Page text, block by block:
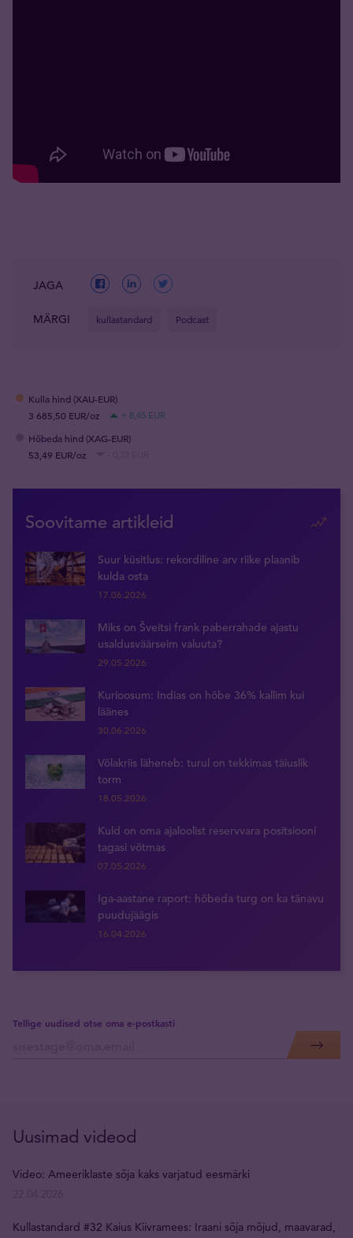
JAGA
MÄRGI kullastandard Podcast
Kulla hind (XAU-EUR)
3 685,50 EUR/oz
+ 8,45 EUR
Hõbeda hind (XAG-EUR)
53,49 EUR/oz
Soovitame artikleid
Suur küsitlus: rekordiline arv riike plaanib
kulda osta
17.06.2026
Miks on Šveitsi frank paberrahade ajastu
usaldusväärseim valuuta?
29.05.2026
Kurioosum: Indias on hõbe 36% kallim kui
läänes
30.06.2026
Võlakriis läheneb: turul on tekkimas täiuslik
torm
18.05.2026
Kuld on oma ajaloolist reservvara positsiooni
tagasi võtmas
07.05.2026
Iga-aastane raport: hõbeda turg on ka tänavu
puudujäägis
16.04.2026
Tellige uudised otse oma e-postkasti
Uusimad videod
Video: Ameeriklaste sõja kaks varjatud eesmärki
Kullastandard #32 Kaius Kiivramees: Iraani sõja mõjud, maavarad,